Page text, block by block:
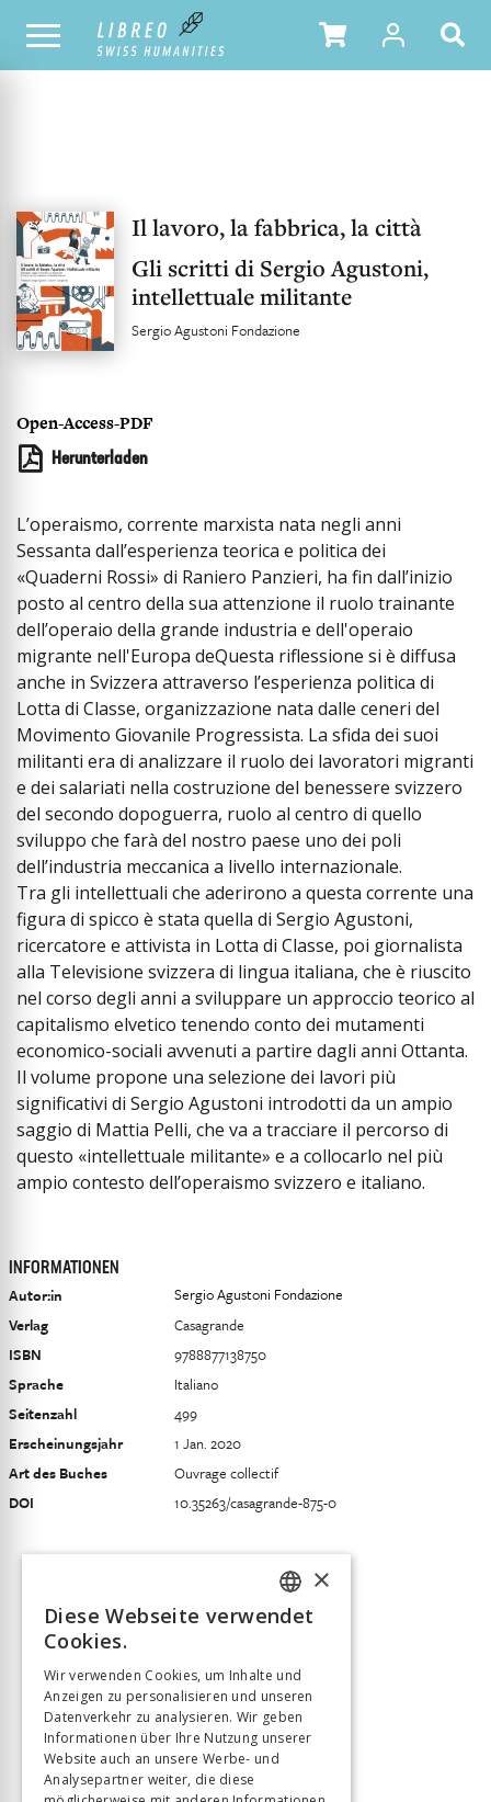
UNSER KATALOG INHALTSVERZEICHNIS
Il lavoro, la fabbrica, la città
Gli scritti di Sergio Agustoni,
intellettuale militante
Sergio Agustoni Fondazione
Open-Access-PDF
Herunterladen
L’operaismo, corrente marxista nata negli anni
Sessanta dall’esperienza teorica e politica dei
«Quaderni Rossi» di Raniero Panzieri, ha fin dall’inizio
posto al centro della sua attenzione il ruolo trainante
dell’operaio della grande industria e dell'operaio
migrante nell'Europa deQuesta riflessione si è diffusa
anche in Svizzera attraverso l’esperienza politica di
Lotta di Classe, organizzazione nata dalle ceneri del
Movimento Giovanile Progressista. La sfida dei suoi
militanti era di analizzare il ruolo dei lavoratori migranti
e dei salariati nella costruzione del benessere svizzero
del secondo dopoguerra, ruolo al centro di quello
sviluppo che farà del nostro paese uno dei poli
dell’industria meccanica a livello internazionale.
Tra gli intellettuali che aderirono a questa corrente una
figura di spicco è stata quella di Sergio Agustoni,
ricercatore e attivista in Lotta di Classe, poi giornalista
alla Televisione svizzera di lingua italiana, che è riuscito
nel corso degli anni a sviluppare un approccio teorico al
capitalismo elvetico tenendo conto dei mutamenti
economico-sociali avvenuti a partire dagli anni Ottanta.
Il volume propone una selezione dei lavori più
significativi di Sergio Agustoni introdotti da un ampio
saggio di Mattia Pelli, che va a tracciare il percorso di
questo «intellettuale militante» e a collocarlo nel più
ampio contesto dell’operaismo svizzero e italiano.
INFORMATIONEN
Autor:in
Sergio Agustoni Fondazione
Verlag
Casagrande
ISBN
9788877138750
Sprache
Italiano
Seitenzahl
499
Erscheinungsjahr
1 Jan. 2020
Art des Buches
Ouvrage collectif
DOI
10.35263/casagrande-875-0
FRENCH
ITALIAN
×
Diese Webseite verwendet
Cookies.
Wir verwenden Cookies, um Inhalte und
Anzeigen zu personalisieren und unseren
Datenverkehr zu analysieren. Wir geben
Informationen über Ihre Nutzung unserer
Website auch an unsere Werbe- und
Analysepartner weiter, die diese